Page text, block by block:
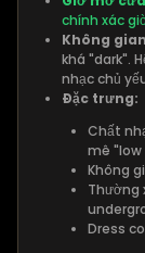
chính xác
Không
khá "dark".
nhạc chủ
Đặc trưng:
Chất
mê "low
Không
Thường
Dress